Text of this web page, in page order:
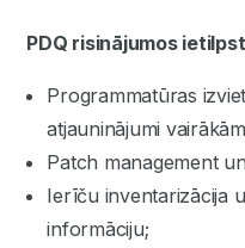
PDQ risinājumos
Programmatūras
atjauninājumi
Patch management
Ierīču inventarizācija
informāciju;